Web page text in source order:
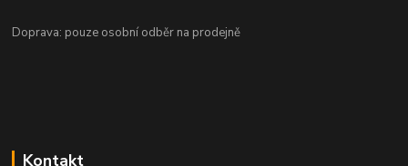
Doprava: pouze osobní odběr na prodejně
Kontakt